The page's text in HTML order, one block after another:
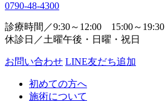
0790-48-4300
診療時間／9:30～12:00 15:00～19:30
休診日／土曜午後・日曜・祝日
お問い合わせ LINE友だち追加
初めての方へ
施術について